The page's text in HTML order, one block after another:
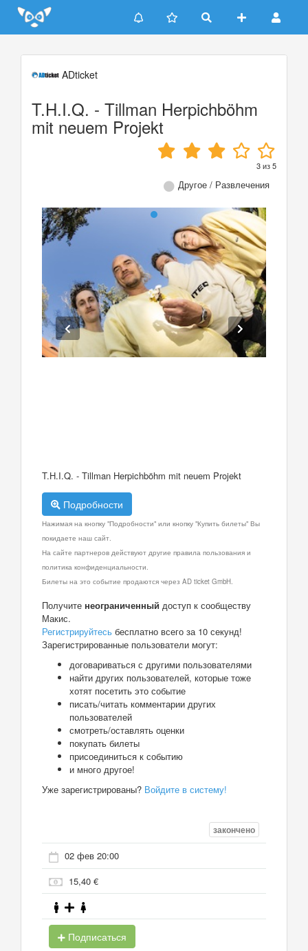
Update cookies preferences
ADticket
T.H.I.Q. - Tillman Herpichböhm
mit neuem Projekt
3из5
Другое / Развлечения
T.H.I.Q. - Tillman Herpichböhm mit neuem Projekt
Подробности
Нажимая на кнопку "Подробности" или кнопку "Купить билеты" Вы
покидаете наш сайт.
На сайте партнеров действуют другие правила пользования и
политика конфиденциальности.
Билеты на это событие продаются через AD ticket GmbH.
Получите неограниченный доступ к сообществу
Макис.
Регистрируйтесь бесплатно всего за 10 секунд!
Зарегистрированные пользователи могут:
договариваться с другими пользователями
найти других пользователей, которые тоже
хотят посетить это событие
писать/читать комментарии других
пользователей
смотреть/оставлять оценки
покупать билеты
присоединиться к событию
и много другое!
Уже зарегистрированы? Войдите в систему!
закончено
02 фев 20:00
15,40 €
Подписаться